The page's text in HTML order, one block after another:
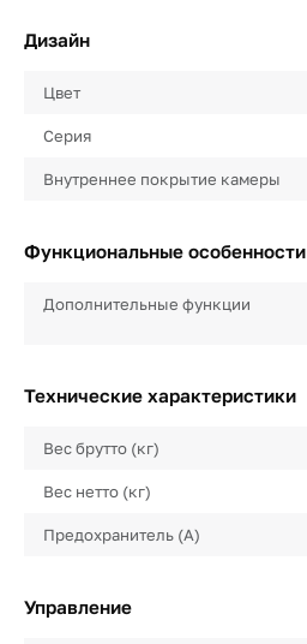
Дизайн
Цвет
Серия
Внутреннее покрытие камеры
Функциональные особенности
Дополнительные функции
Технические характеристики
Вес брутто (кг)
Вес нетто (кг)
Предохранитель (А)
Управление